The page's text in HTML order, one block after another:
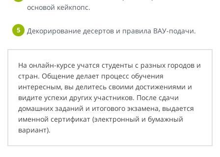
основой кейкпопс.
Декорирование десертов и правила ВАУ-подачи.
На онлайн-курсе учатся студенты с разных городов и
стран. Общение делает процесс обучения
интересным, вы делитесь своими достижениями и
видите успехи других участников. После сдачи
домашних заданий и итогового экзамена, выдается
именной сертификат (электронный и бумажный
вариант).